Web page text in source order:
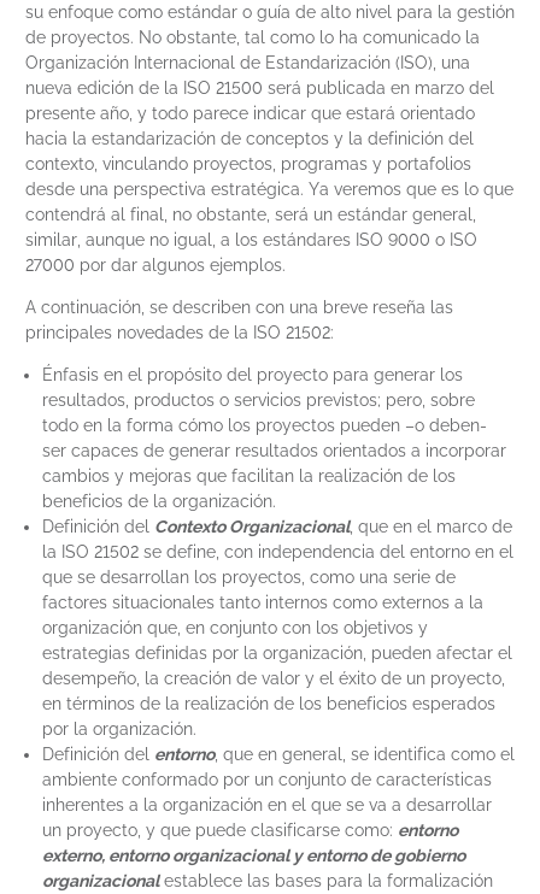
su enfoque como estándar o guía de alto nivel para la gestión
de proyectos. No obstante, tal como lo ha comunicado la
Organización Internacional de Estandarización (ISO), una
nueva edición de la ISO 21500 será publicada en marzo del
presente año, y todo parece indicar que estará orientado
hacia la estandarización de conceptos y la definición del
contexto, vinculando proyectos, programas y portafolios
desde una perspectiva estratégica. Ya veremos que es lo que
contendrá al final, no obstante, será un estándar general,
similar, aunque no igual, a los estándares ISO 9000 o ISO
27000 por dar algunos ejemplos.
A continuación, se describen con una breve reseña las
principales novedades de la ISO 21502:
Énfasis en el propósito del proyecto para generar los
resultados, productos o servicios previstos; pero, sobre
todo en la forma cómo los proyectos pueden –o deben-
ser capaces de generar resultados orientados a incorporar
cambios y mejoras que facilitan la realización de los
beneficios de la organización.
Definición del Contexto Organizacional, que en el marco de
la ISO 21502 se define, con independencia del entorno en el
que se desarrollan los proyectos, como una serie de
factores situacionales tanto internos como externos a la
organización que, en conjunto con los objetivos y
estrategias definidas por la organización, pueden afectar el
desempeño, la creación de valor y el éxito de un proyecto,
en términos de la realización de los beneficios esperados
por la organización.
Definición del entorno, que en general, se identifica como el
ambiente conformado por un conjunto de características
inherentes a la organización en el que se va a desarrollar
un proyecto, y que puede clasificarse como: entorno
externo, entorno organizacional y entorno de gobierno
organizacionalestablece las bases para la formalización